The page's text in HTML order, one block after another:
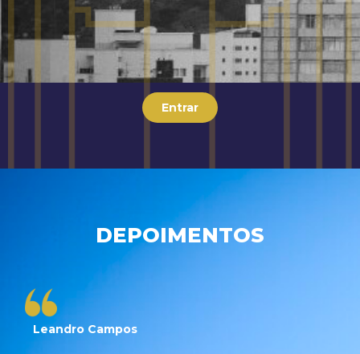
Entrar
DEPOIMENTOS
Leandro Campos